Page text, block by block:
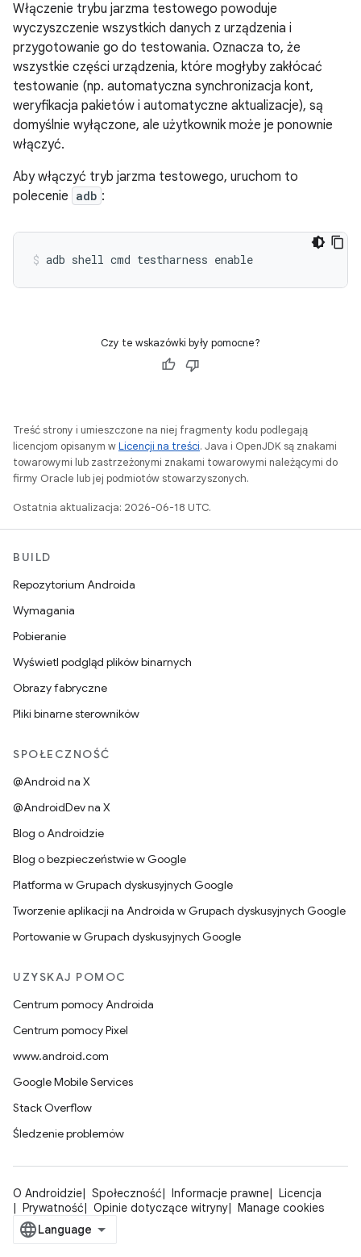
Włączenie trybu jarzma testowego powoduje
wyczyszczenie wszystkich danych z urządzenia i
przygotowanie go do testowania. Oznacza to, że
wszystkie części urządzenia, które mogłyby zakłócać
testowanie (np. automatyczna synchronizacja kont,
weryfikacja pakietów i automatyczne aktualizacje), są
domyślnie wyłączone, ale użytkownik może je ponownie
włączyć.
Aby włączyć tryb jarzma testowego, uruchom to
polecenie adb :
adb shell cmd testharness enable
Czy te wskazówki były pomocne?
Treść strony i umieszczone na niej fragmenty kodu podlegają
licencjom opisanym wLicencji na treści. Java i OpenJDK są znakami
towarowymi lub zastrzeżonymi znakami towarowymi należącymi do
firmy Oracle lub jej podmiotów stowarzyszonych.
Ostatnia aktualizacja: 2026-06-18 UTC.
BUILD
Repozytorium Androida
Wymagania
Pobieranie
Wyświetl podgląd plików binarnych
Obrazy fabryczne
Pliki binarne sterowników
SPOŁECZNOŚĆ
@Android na X
@AndroidDev na X
Blog o Androidzie
Blog o bezpieczeństwie w Google
Platforma w Grupach dyskusyjnych Google
Tworzenie aplikacji na Androida w Grupach dyskusyjnych Google
Portowanie w Grupach dyskusyjnych Google
UZYSKAJ POMOC
Centrum pomocy Androida
Centrum pomocy Pixel
www.android.com
Google Mobile Services
Stack Overflow
Śledzenie problemów
O Androidzie Społeczność Informacje prawne
Licencja
Prywatność
Opinie dotyczące witryny Manage cookies